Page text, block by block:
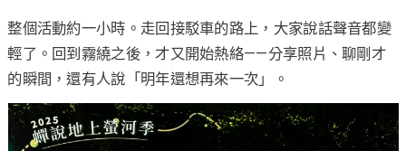
整個活動約一小時。走回接駁車的路上，大家說話聲音都變
輕了。回到霧繞之後，才又開始熱絡——分享照片、聊剛才
的瞬間，還有人說「明年還想再來一次」。